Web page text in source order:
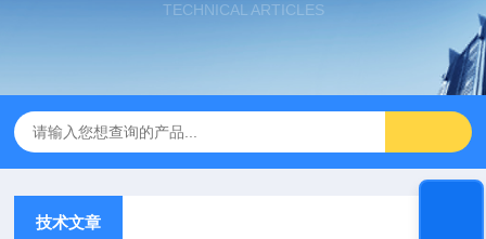
TECHNICAL ARTICLES
技术文章